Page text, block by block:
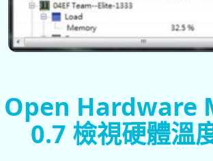
Open Hardware
0.7 檢視硬體溫